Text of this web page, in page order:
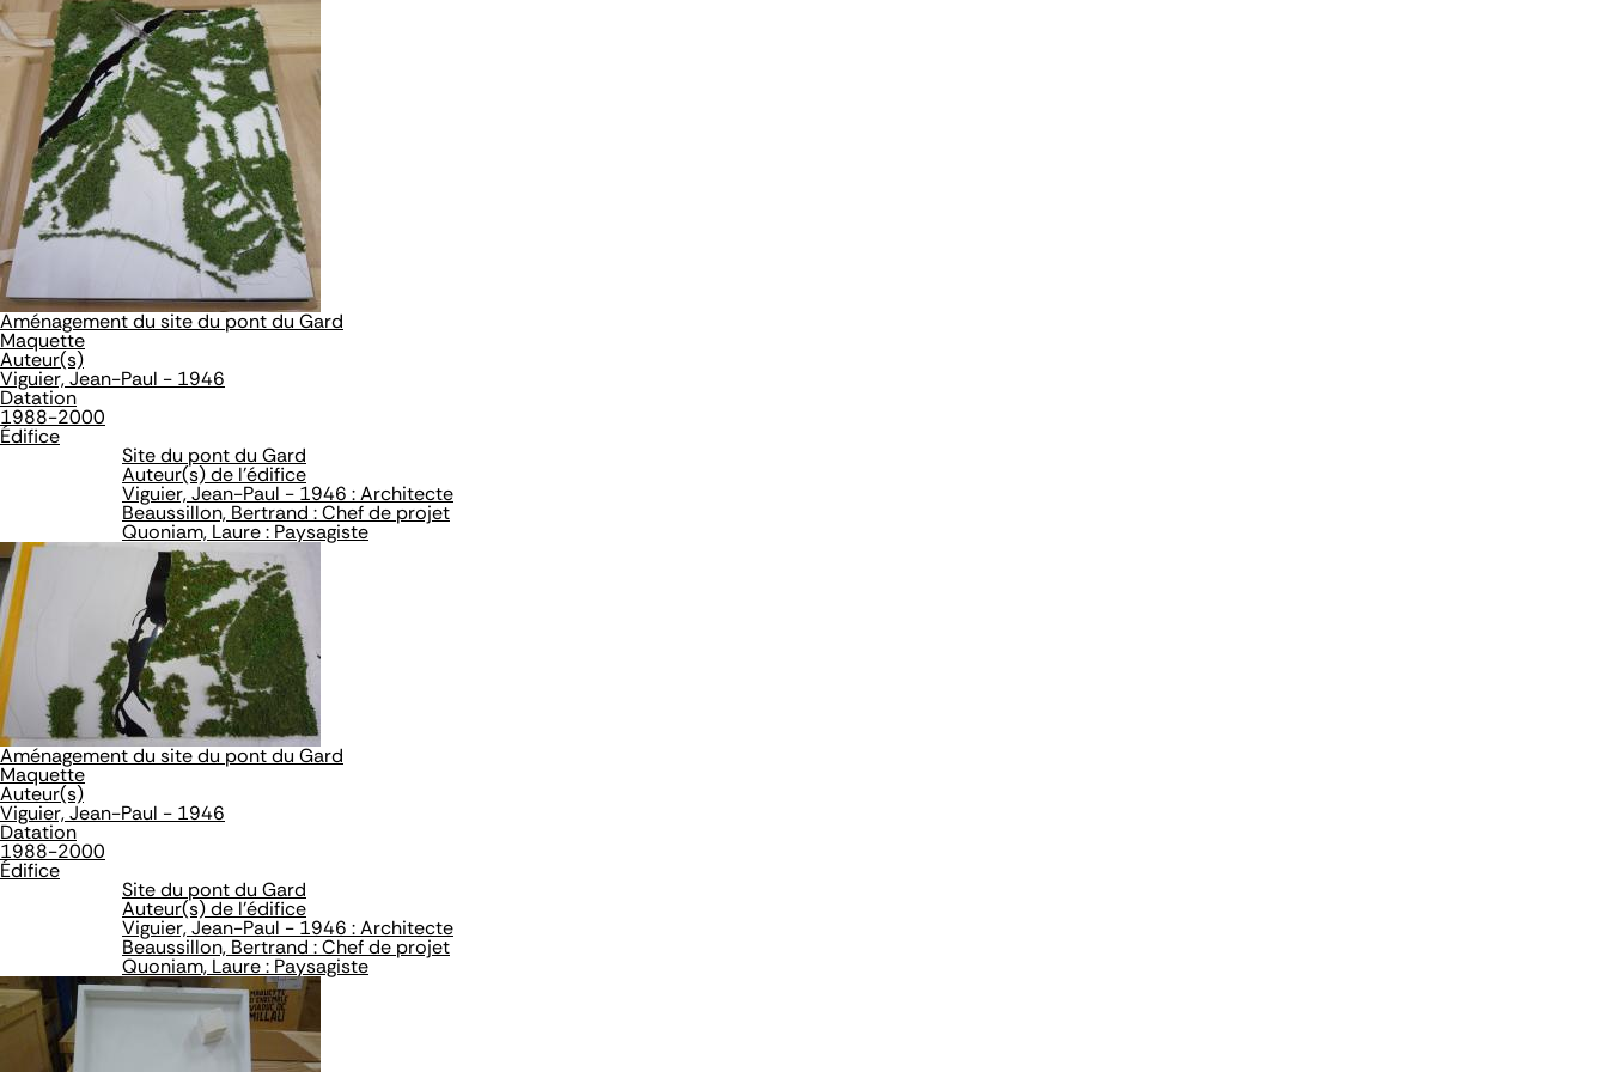
Aménagement du site du pont du Gard
Maquette
Auteur(s)
Viguier, Jean-Paul - 1946
Datation
1988-2000
Édifice
Site du pont du Gard
Auteur(s) de l'édifice
Viguier, Jean-Paul - 1946 : Architecte
Beaussillon, Bertrand : Chef de projet
Quoniam, Laure : Paysagiste
Aménagement du site du pont du Gard
Maquette
Auteur(s)
Viguier, Jean-Paul - 1946
Datation
1988-2000
Édifice
Site du pont du Gard
Auteur(s) de l'édifice
Viguier, Jean-Paul - 1946 : Architecte
Beaussillon, Bertrand : Chef de projet
Quoniam, Laure : Paysagiste